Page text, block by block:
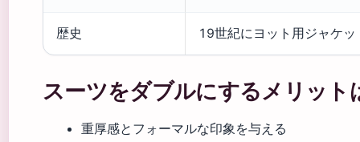
歴史 19世紀にヨット用ジャケ
スーツをダブルにするメリット
重厚感とフォーマルな印象を与える